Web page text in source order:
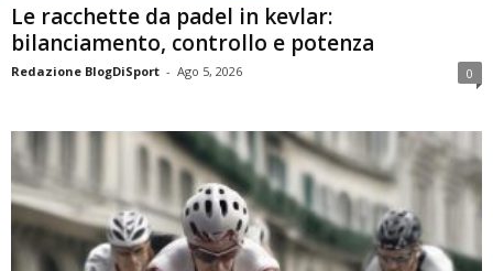
Le racchette da padel in kevlar:
bilanciamento, controllo e potenza
Redazione BlogDiSport - Ago 5, 2026 0